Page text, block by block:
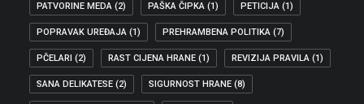
PATVORINE MEDA (2) PAŠKA ČIPKA (1) PETICIJA (1)
POPRAVAK UREĐAJA (1) PREHRAMBENA POLITIKA (7)
PČELARI (2) RAST CIJENA HRANE (1) REVIZIJA PRAVILA (1)
SANA DELIKATESE (2) SIGURNOST HRANE (8)